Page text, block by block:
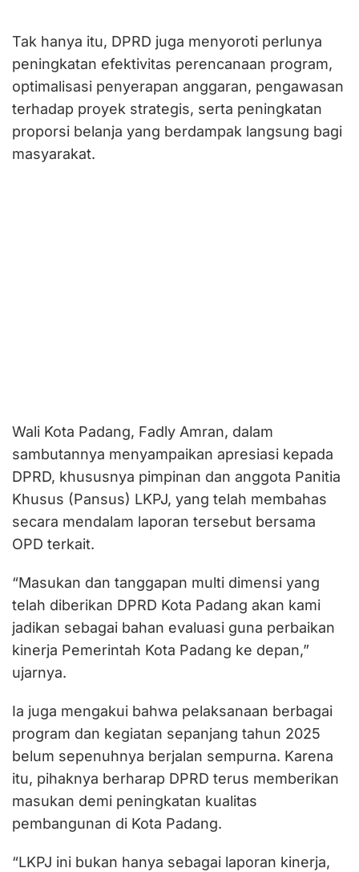
Tak hanya itu, DPRD juga menyoroti perlunya
peningkatan efektivitas perencanaan program,
optimalisasi penyerapan anggaran, pengawasan
terhadap proyek strategis, serta peningkatan
proporsi belanja yang berdampak langsung bagi
masyarakat.
Wali Kota Padang, Fadly Amran, dalam
sambutannya menyampaikan apresiasi kepada
DPRD, khususnya pimpinan dan anggota Panitia
Khusus (Pansus) LKPJ, yang telah membahas
secara mendalam laporan tersebut bersama
OPD terkait.
“Masukan dan tanggapan multi dimensi yang
telah diberikan DPRD Kota Padang akan kami
jadikan sebagai bahan evaluasi guna perbaikan
kinerja Pemerintah Kota Padang ke depan,”
ujarnya.
Ia juga mengakui bahwa pelaksanaan berbagai
program dan kegiatan sepanjang tahun 2025
belum sepenuhnya berjalan sempurna. Karena
itu, pihaknya berharap DPRD terus memberikan
masukan demi peningkatan kualitas
pembangunan di Kota Padang.
“LKPJ ini bukan hanya sebagai laporan kinerja,